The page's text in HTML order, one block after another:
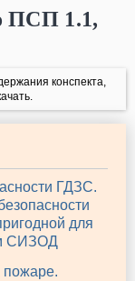
ПСП 1.1,
конспекта,
ГДЗС.
для
СИЗОД
пожаре.